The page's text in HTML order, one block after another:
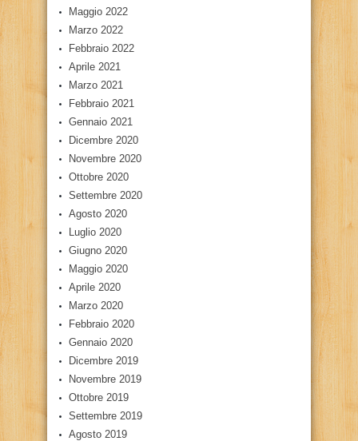
Maggio 2022
Marzo 2022
Febbraio 2022
Aprile 2021
Marzo 2021
Febbraio 2021
Gennaio 2021
Dicembre 2020
Novembre 2020
Ottobre 2020
Settembre 2020
Agosto 2020
Luglio 2020
Giugno 2020
Maggio 2020
Aprile 2020
Marzo 2020
Febbraio 2020
Gennaio 2020
Dicembre 2019
Novembre 2019
Ottobre 2019
Settembre 2019
Agosto 2019